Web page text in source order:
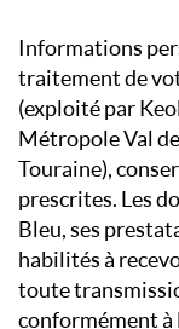
Informations
traitement de
(exploité par
Métropole Val
Touraine),
prescrites. Les
Bleu, ses
habilités à
toute
conformément